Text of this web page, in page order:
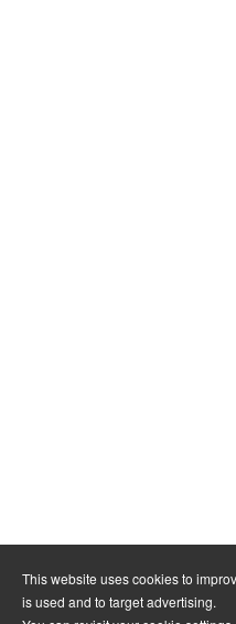
This website uses cookies to
is used and to target advertising.